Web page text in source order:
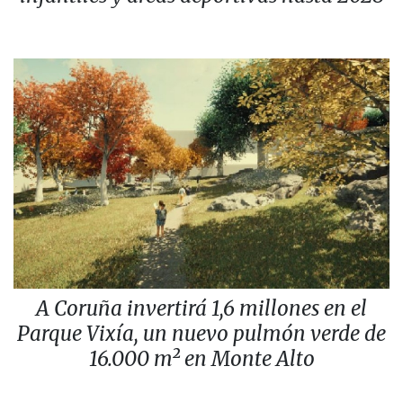
A Coruña invertirá 1,6 millones en el
Parque Vixía, un nuevo pulmón verde de
16.000 m² en Monte Alto